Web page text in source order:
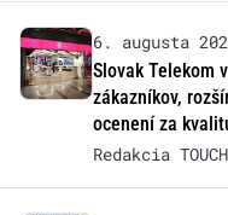
6. augusta
Slovak Telekom
zákazníkov,
ocenení za
Redakcia